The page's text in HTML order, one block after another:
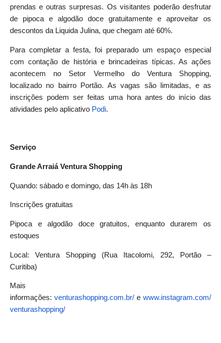
prendas e outras surpresas. Os visitantes poderão desfrutar
de pipoca e algodão doce gratuitamente e aproveitar os
descontos da Liquida Julina, que chegam até 60%.
Para completar a festa, foi preparado um espaço especial
com contação de história e brincadeiras típicas. As ações
acontecem no Setor Vermelho do Ventura Shopping,
localizado no bairro Portão. As vagas são limitadas, e as
inscrições podem ser feitas uma hora antes do início das
atividades pelo aplicativo Podi.
Serviço
Grande Arraiá Ventura Shopping
Quando: sábado e domingo, das 14h às 18h
Inscrições gratuitas
Pipoca e algodão doce gratuitos, enquanto durarem os
estoques
Local: Ventura Shopping (Rua Itacolomi, 292, Portão –
Curitiba)
Mais
informações: venturashopping.com.br/ e www.instagram.com/
venturashopping/